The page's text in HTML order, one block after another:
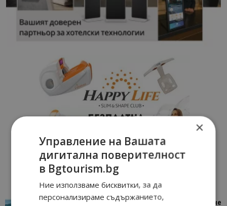
“Пощенска картичка от…”: Петрич – Изживяване
×
Управление на Вашата
дигитална поверителност
в Bgtourism.bg
Ние използваме бисквитки, за да
персонализираме съдържанието,